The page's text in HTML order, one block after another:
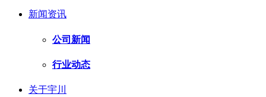
新闻资讯
公司新闻
行业动态
关于宇川